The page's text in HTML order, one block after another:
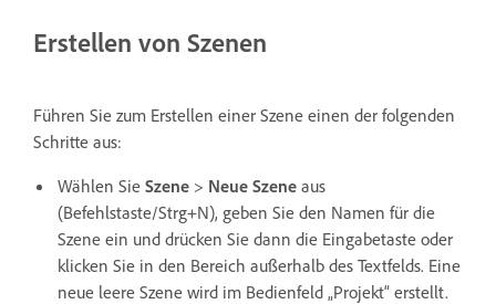
Erstellen von Szenen
Führen Sie zum Erstellen einer Szene einen der folgenden
Schritte aus:
Wählen Sie Szene > Neue Szene aus
(Befehlstaste/Strg+N), geben Sie den Namen für die
Szene ein und drücken Sie dann die Eingabetaste oder
klicken Sie in den Bereich außerhalb des Textfelds. Eine
neue leere Szene wird im Bedienfeld „Projekt“ erstellt.